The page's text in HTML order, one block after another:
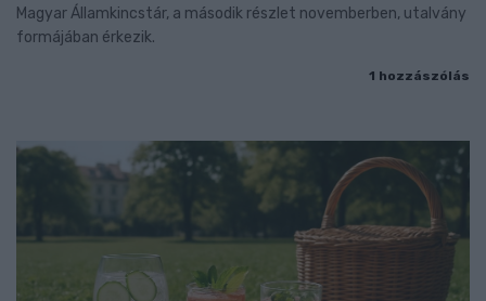
Magyar Államkincstár, a második részlet novemberben, utalvány
formájában érkezik.
1 hozzászólás